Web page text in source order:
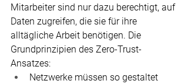
Mitarbeiter sind nur dazu berechtigt, auf
Daten zugreifen, die sie für ihre
alltägliche Arbeit benötigen. Die
Grundprinzipien des Zero-Trust-
Ansatzes:
Netzwerke müssen so gestaltet